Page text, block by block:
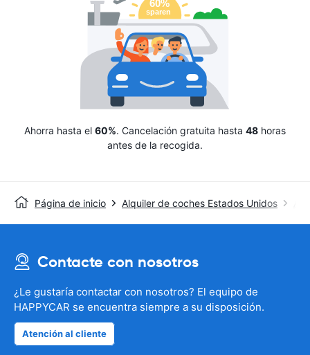
Ahorra hasta el 60%. Cancelación gratuita hasta 48 horas
antes de la recogida.
Página de inicio Alquiler de coches Estados Unidos
Contacte con nosotros
¿Le gustaría contactar con nosotros? El equipo de
HAPPYCAR se encuentra siempre a su disposición.
Atención al cliente